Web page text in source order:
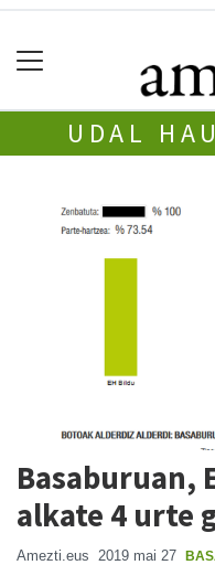
UDAL
Basaburuan,
alkate 4 urte
Amezti.eus 2019 mai 27